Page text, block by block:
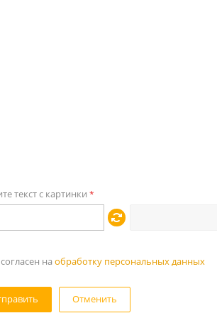
текст с картинки *
на обработку персональных данных
Отменить